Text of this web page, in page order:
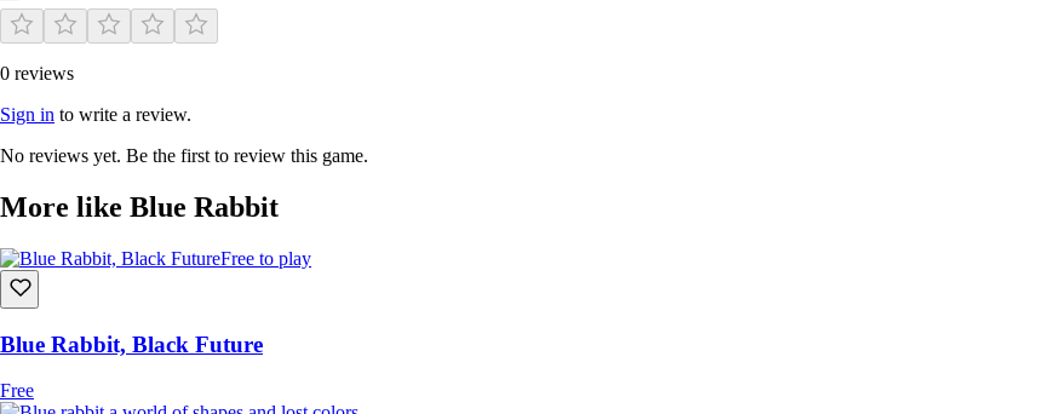
0 reviews
Sign in to write a review.
No reviews yet. Be the first to review this game.
More like Blue Rabbit
Free to play
Blue Rabbit, Black Future
Free